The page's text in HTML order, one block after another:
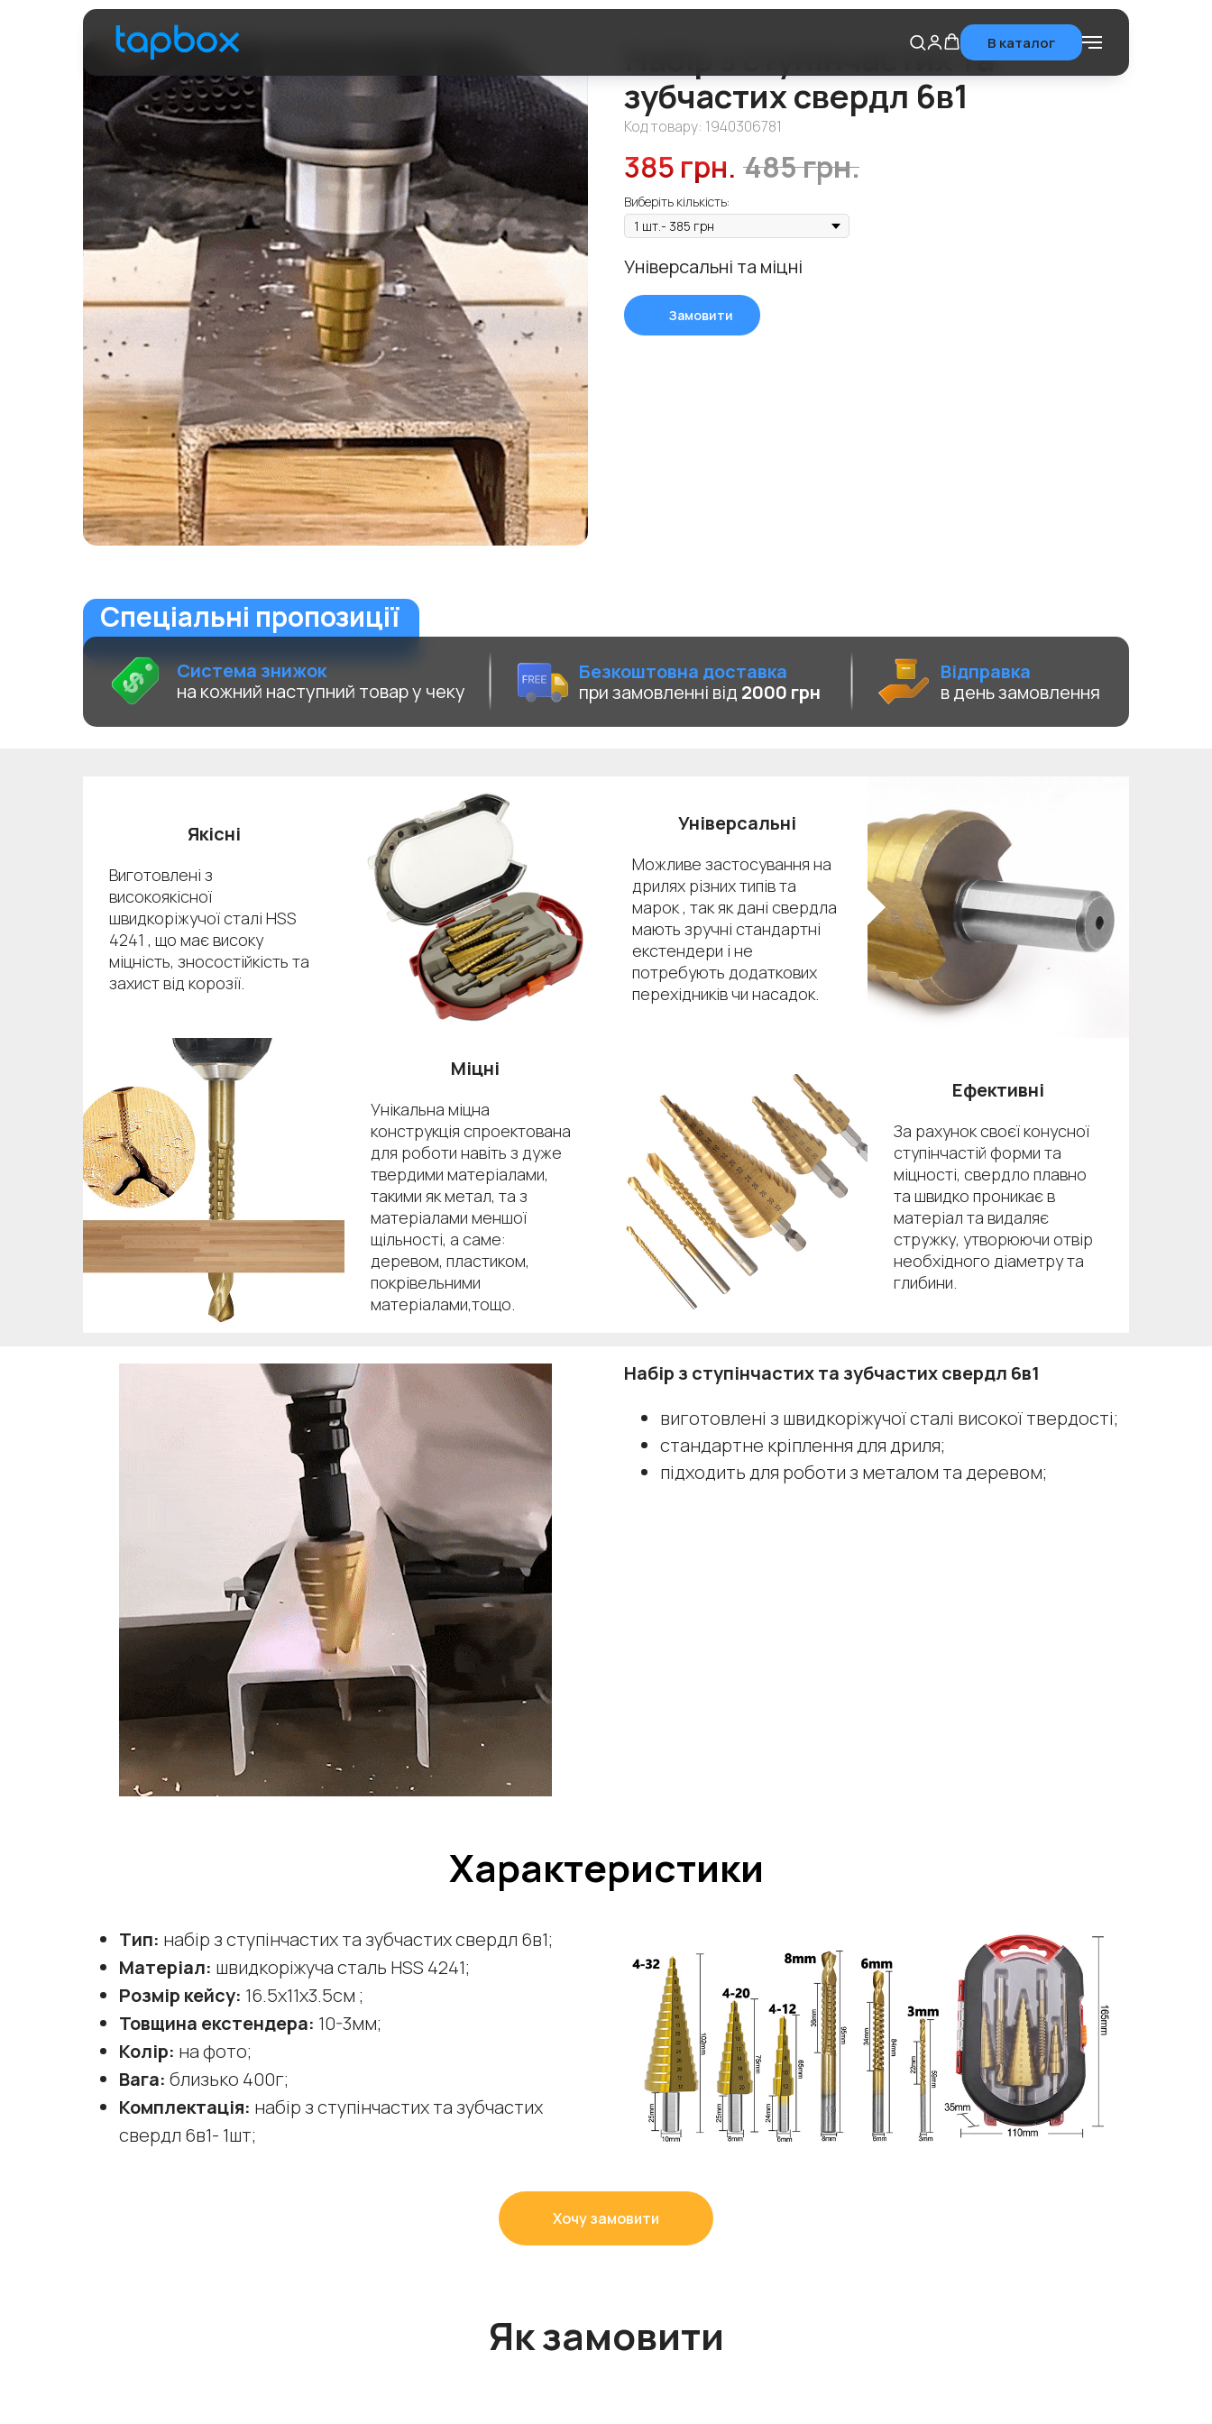
В каталог
Набір з ступінчастих та
зубчастих свердл 6в1
Код товару: 1940306781
385 грн. 485грн.
Виберіть кількість:
Універсальні та міцні
Замовити
Відправка
в день замовлення
Безкоштовна доставка
при замовленні від 2000 грн
Система знижок
на кожний наступний товар у чеку
Спеціальні пропозиції
Якісні
Виготовлені з
високоякісної
швидкоріжучої сталі HSS
4241 , що має високу
міцність, зносостійкість та
захист від корозії.
Універсальні
Можливе застосування на
дрилях різних типів та
марок , так як дані свердла
мають зручні стандартні
екстендери і не
потребують додаткових
перехідників чи насадок.
Міцні
Унікальна міцна
конструкція спроектована
для роботи навіть з дуже
твердими матеріалами,
такими як метал, та з
матеріалами меншої
щільності, а саме:
деревом, пластиком,
покрівельними
матеріалами,тощо.
Ефективні
За рахунок своєї конусної
ступінчастій форми та
міцності, свердло плавно
та швидко проникає в
матеріал та видаляє
стружку, утворюючи отвір
необхідного діаметру та
глибини.
Набір з ступінчастих та зубчастих свердл 6в1
виготовлені з швидкоріжучої сталі високої твердості;
стандартне кріплення для дриля;
підходить для роботи з металом та деревом;
Характеристики
Тип: набір з ступінчастих та зубчастих свердл 6в1;
Матеріал: швидкоріжуча сталь HSS 4241;
Розмір кейсу: 16.5х11х3.5см ;
Товщина екстендера: 10-3мм;
Колір: на фото;
Вага: близько 400г;
Комплектація: набір з ступінчастих та зубчастих
свердл 6в1- 1шт;
Хочу замовити
Як замовити